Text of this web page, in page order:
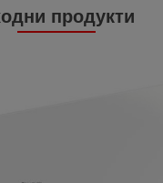
продукти